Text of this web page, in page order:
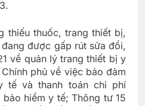
thiếu thuốc, trang thiết bị,
được gấp rút sửa đổi,
về quản lý trang thiết bị y
phủ về việc bảo đảm
tế và thanh toán chi phí
hiểm y tế; Thông tư 15